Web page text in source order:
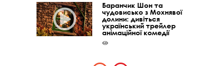
Баранчик Шон та
чудовисько з Мохнявої
долини: дивіться
український трейлер
анімаційної комедії